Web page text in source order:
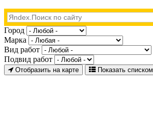
Город
Марка
Вид работ
Подвид работ
Отобразить на карте Показать списком